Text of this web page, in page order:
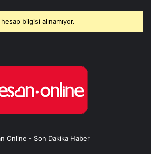
bilgisi alınamıyor.
Online - Son Dakika Haber